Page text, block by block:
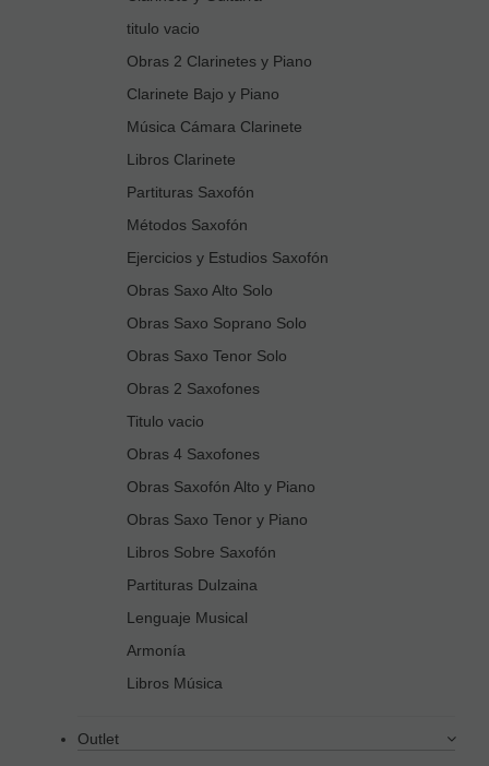
titulo vacio
Obras 2 Clarinetes y Piano
Clarinete Bajo y Piano
Música Cámara Clarinete
Libros Clarinete
Partituras Saxofón
Métodos Saxofón
Ejercicios y Estudios Saxofón
Obras Saxo Alto Solo
Obras Saxo Soprano Solo
Obras Saxo Tenor Solo
Obras 2 Saxofones
Titulo vacio
Obras 4 Saxofones
Obras Saxofón Alto y Piano
Obras Saxo Tenor y Piano
Libros Sobre Saxofón
Partituras Dulzaina
Lenguaje Musical
Armonía
Libros Música
Outlet